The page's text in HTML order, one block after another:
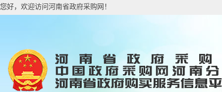
您好，欢迎访问河南省政府采购网！